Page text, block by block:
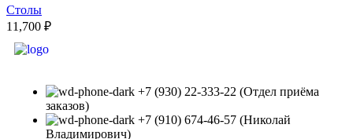
Столы
11,700 ₽
+7 (930) 22-333-22 (Отдел приёма
заказов)
+7 (910) 674-46-57 (Николай
Владимирович)